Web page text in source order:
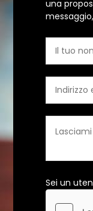
una
Sei un